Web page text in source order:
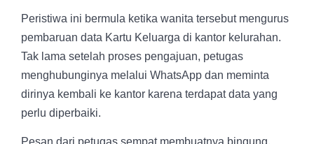
Peristiwa ini bermula ketika wanita tersebut mengurus
pembaruan data Kartu Keluarga di kantor kelurahan.
Tak lama setelah proses pengajuan, petugas
menghubunginya melalui WhatsApp dan meminta
dirinya kembali ke kantor karena terdapat data yang
perlu diperbaiki.
Pesan dari petugas sempat membuatnya bingung,